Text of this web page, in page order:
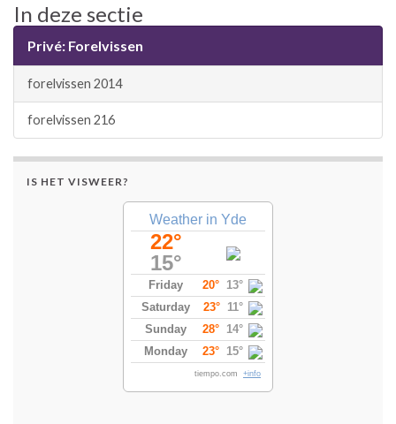
In deze sectie
Privé: Forelvissen
forelvissen 2014
forelvissen 216
IS HET VISWEER?
Weather in Yde
22°
15°
Friday 20° 13°
Saturday
23°
11°
Sunday
28° 14°
Monday
23° 15°
tiempo.com +info